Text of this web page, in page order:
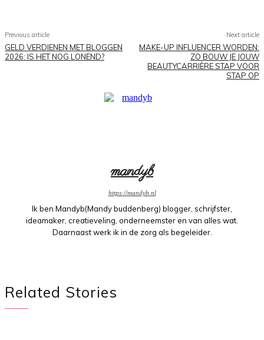
Previous article
GELD VERDIENEN MET BLOGGEN
2026: IS HET NOG LONEND?
Next article
MAKE-UP INFLUENCER WORDEN:
ZO BOUW JE JOUW
BEAUTYCARRIÈRE STAP VOOR
STAP OP
mandyb
https://mandyb.nl
Ik ben Mandyb(Mandy buddenberg) blogger, schrijfster,
ideamaker, creatieveling, onderneemster en van alles wat.
Daarnaast werk ik in de zorg als begeleider.
Related Stories